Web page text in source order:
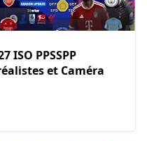
ISO PPSSPP
et Caméra